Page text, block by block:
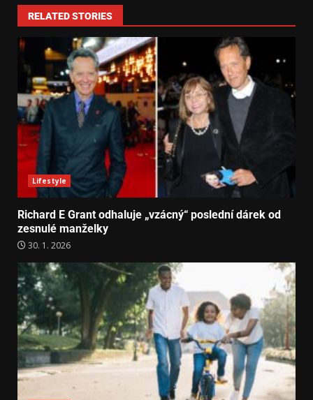
RELATED STORIES
Lifestyle
Richard E Grant odhaluje „vzácný“ poslední dárek od
zesnulé manželky
30. 1. 2026